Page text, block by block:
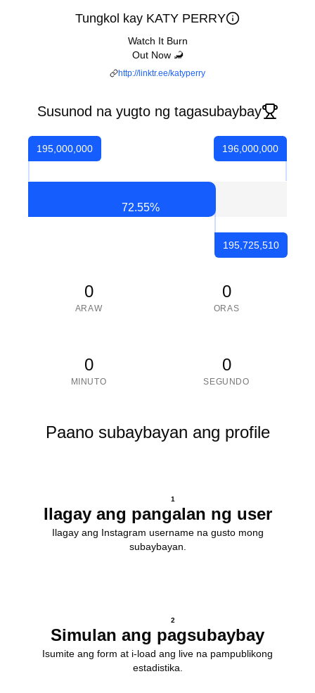
Tungkol kay KATY PERRY
Watch It Burn
Out Now 🦂
http://linktr.ee/katyperry
Susunod na yugto ng tagasubaybay
195,000,000
72.55%
195,725,510
196,000,000
0
ARAW
0
ORAS
0
MINUTO
0
SEGUNDO
Paano subaybayan ang profile
1
Ilagay ang pangalan ng user
Ilagay ang Instagram username na gusto mong
subaybayan.
2
Simulan ang pagsubaybay
Isumite ang form at i-load ang live na pampublikong
estadistika.